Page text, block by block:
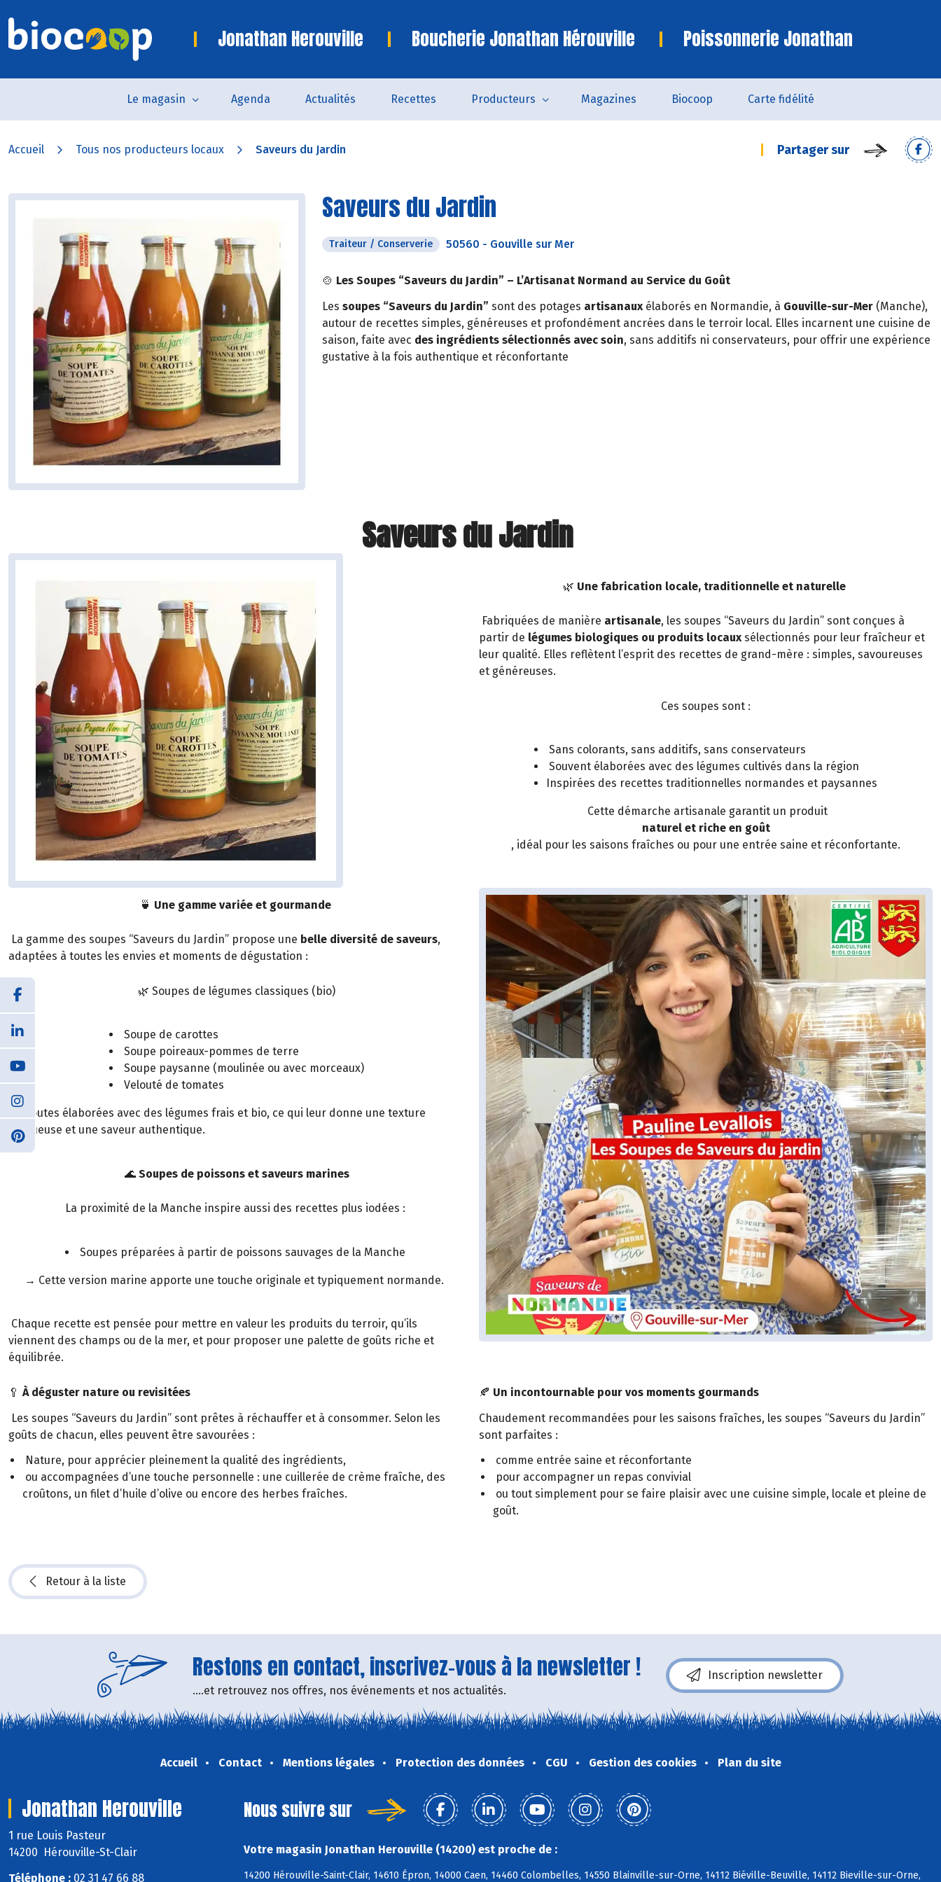
Jonathan Herouville Boucherie Jonathan Hérouville Poissonnerie Jonathan
Le magasin Agenda Actualités Recettes Producteurs Magazines Biocoop Carte fidélité
Accueil Tous nos producteurs locaux Saveurs du Jardin Partager sur
Saveurs du Jardin
Traiteur / Conserverie 50560 - Gouville sur Mer
🍲 Les Soupes “Saveurs du Jardin” – L’Artisanat Normand au Service du Goût
Les soupes “Saveurs du Jardin” sont des potages artisanaux élaborés en Normandie, à Gouville-sur-Mer (Manche),
autour de recettes simples, généreuses et profondément ancrées dans le terroir local. Elles incarnent une cuisine de
saison, faite avec des ingrédients sélectionnés avec soin, sans additifs ni conservateurs, pour offrir une expérience
gustative à la fois authentique et réconfortante
Saveurs du Jardin
🌿 Une fabrication locale, traditionnelle et naturelle
Fabriquées de manière artisanale, les soupes “Saveurs du Jardin” sont conçues à
partir de légumes biologiques ou produits locauxsélectionnés pour leur fraîcheur et
leur qualité. Elles reflètent l’esprit des recettes de grand-mère : simples, savoureuses
et généreuses.
Ces soupes sont :
Sans colorants, sans additifs, sans conservateurs
Souvent élaborées avec des légumes cultivés dans la région
Inspirées des recettes traditionnelles normandes et paysannes
Cette démarche artisanale garantit un produit
naturel et riche en goût
, idéal pour les saisons fraîches ou pour une entrée saine et réconfortante.
🍵 Une gamme variée et gourmande
La gamme des soupes “Saveurs du Jardin” propose une belle diversité de saveurs,
adaptées à toutes les envies et moments de dégustation :
🌿 Soupes de légumes classiques (bio)
Soupe de carottes
Soupe poireaux-pommes de terre
Soupe paysanne (moulinée ou avec morceaux)
Velouté de tomates
→ Toutes élaborées avec des légumes frais et bio, ce qui leur donne une texture
onctueuse et une saveur authentique.
🌊Soupes de poissons et saveurs marines
La proximité de la Manche inspire aussi des recettes plus iodées :
Soupes préparées à partir de poissons sauvages de la Manche
→ Cette version marine apporte une touche originale et typiquement normande.
Chaque recette est pensée pour mettre en valeur les produits du terroir, qu’ils
viennent des champs ou de la mer, et pour proposer une palette de goûts riche et
équilibrée.
🥄 À déguster nature ou revisitées
Les soupes “Saveurs du Jardin” sont prêtes à réchauffer et à consommer. Selon les
goûts de chacun, elles peuvent être savourées :
Nature, pour apprécier pleinement la qualité des ingrédients,
ou accompagnées d’une touche personnelle : une cuillerée de crème fraîche, des
croûtons, un filet d’huile d’olive ou encore des herbes fraîches.
🍂 Un incontournable pour vos moments gourmands
Chaudement recommandées pour les saisons fraîches, les soupes “Saveurs du Jardin”
sont parfaites :
comme entrée saine et réconfortante
pour accompagner un repas convivial
ou tout simplement pour se faire plaisir avec une cuisine simple, locale et pleine de
goût.
Retour à la liste
Restons en contact, inscrivez-vous à la newsletter !
....et retrouvez nos offres, nos événements et nos actualités.
Inscription newsletter
Accueil Contact Mentions légales Protection des données CGU Gestion des cookies Plan du site
Jonathan Herouville
1 rue Louis Pasteur
14200 Hérouville-St-Clair
Téléphone : 02 31 47 66 88
Nous suivre sur
Votre magasin Jonathan Herouville (14200) est proche de :
14200 Hérouville-Saint-Clair, 14610 Épron, 14000 Caen, 14460 Colombelles, 14550 Blainville-sur-Orne, 14112 Biéville-Beuville, 14112 Bieville-sur-Orne,